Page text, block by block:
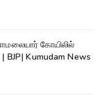
கோயிலில்
News